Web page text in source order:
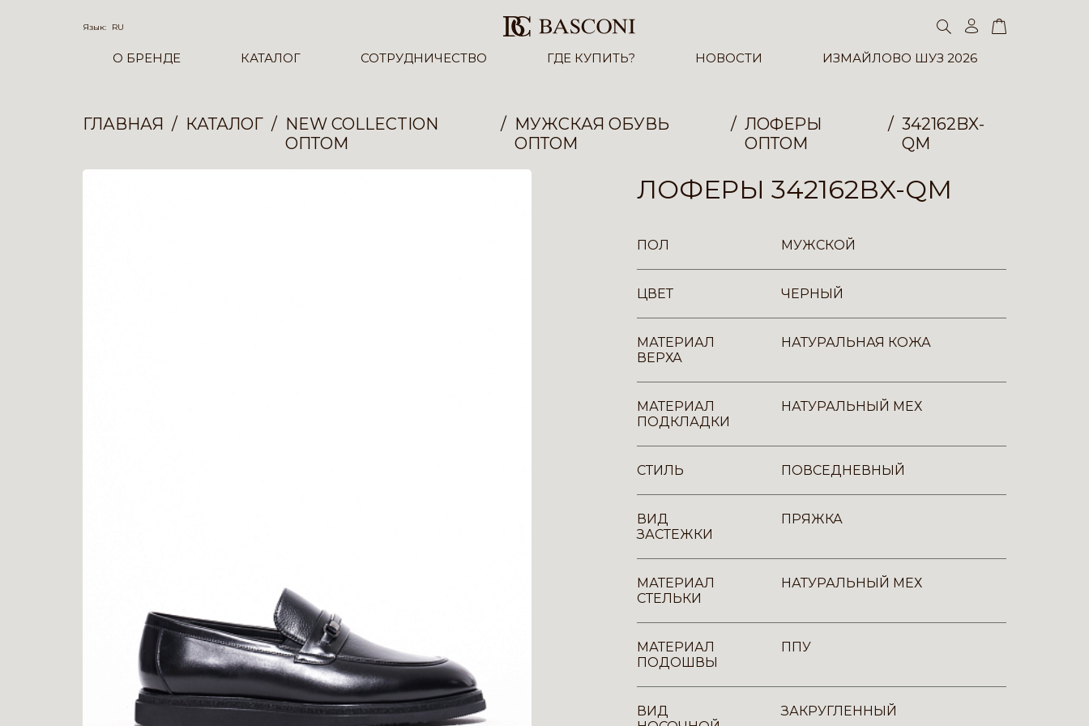
Язык: RU
О БРЕНДЕ КАТАЛОГ СОТРУДНИЧЕСТВО ГДЕ КУПИТЬ? НОВОСТИ ИЗМАЙЛОВО ШУЗ 2026
ГЛАВНАЯ КАТАЛОГ
NEW COLLECTION
ОПТОМ
МУЖСКАЯ ОБУВЬ
ОПТОМ
ЛОФЕРЫ
ОПТОМ
342162BX-
QM
ЛОФЕРЫ 342162BX-QM
ПОЛ МУЖСКОЙ
ЦВЕТ ЧЕРНЫЙ
МАТЕРИАЛ
ВЕРХА
НАТУРАЛЬНАЯ КОЖА
МАТЕРИАЛ
ПОДКЛАДКИ
НАТУРАЛЬНЫЙ МЕХ
СТИЛЬ ПОВСЕДНЕВНЫЙ
ВИД
ЗАСТЕЖКИ
ПРЯЖКА
МАТЕРИАЛ
СТЕЛЬКИ
НАТУРАЛЬНЫЙ МЕХ
МАТЕРИАЛ
ПОДОШВЫ
ППУ
ВИД
ЗАКРУГЛЕННЫЙ